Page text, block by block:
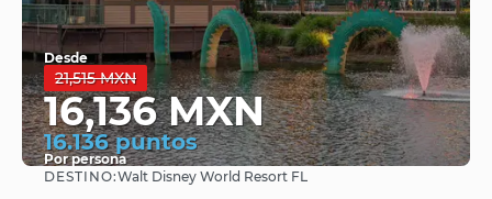
Desde
21,515 MXN
16,136 MXN
16.136 puntos
Por persona
Ver
DESTINO:Walt Disney World Resort FL